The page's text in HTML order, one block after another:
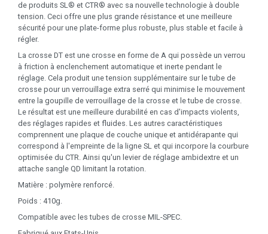
de produits SL® et CTR® avec sa nouvelle technologie à double
tension. Ceci offre une plus grande résistance et une meilleure
sécurité pour une plate-forme plus robuste, plus stable et facile à
régler.
La crosse DT est une crosse en forme de A qui possède un verrou
à friction à enclenchement automatique et inerte pendant le
réglage. Cela produit une tension supplémentaire sur le tube de
crosse pour un verrouillage extra serré qui minimise le mouvement
entre la goupille de verrouillage de la crosse et le tube de crosse.
Le résultat est une meilleure durabilité en cas d'impacts violents,
des réglages rapides et fluides. Les autres caractéristiques
comprennent une plaque de couche unique et antidérapante qui
correspond à l'empreinte de la ligne SL et qui incorpore la courbure
optimisée du CTR. Ainsi qu'un levier de réglage ambidextre et un
attache sangle QD limitant la rotation.
Matière : polymère renforcé.
Poids : 410g.
Compatible avec les tubes de crosse MIL-SPEC.